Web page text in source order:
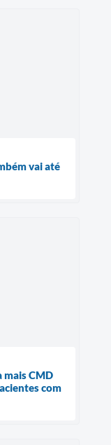
vai até
mais CMD
com